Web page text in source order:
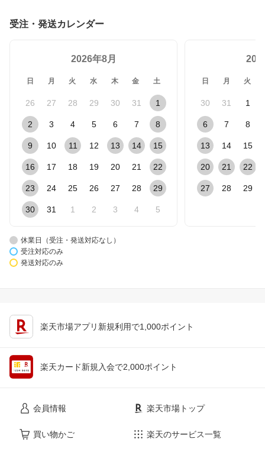
受注・発送カレンダー
2026年8月
日 月 火 水 木 金 土
26 27 28 29 30 31 1
2 3 4 5 6 7 8
9 10 11 12 13 14 15
16 17 18 19 20 21 22
23 24 25 26 27 28 29
30 31 1 2 3 4 5
日 月 火
30 31 1
6 7 8
13 14 15
20 21 22
27 28 29
休業日（受注・発送対応なし）
受注対応のみ
発送対応のみ
楽天市場アプリ新規利用で1,000ポイント
楽天カード新規入会で2,000ポイント
会員情報
買い物かご
楽天市場トップ
楽天のサービス一覧